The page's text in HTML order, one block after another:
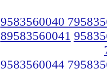
9583560040
89583560041
9583560044